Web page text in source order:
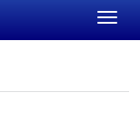
Toggle